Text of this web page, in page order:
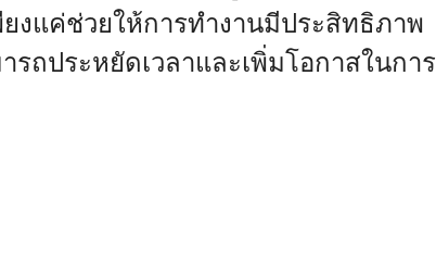
งแค่ช่วยให้การทำงานมีประสิทธิภาพ
ถประหยัดเวลาและเพิ่มโอกาสในการ